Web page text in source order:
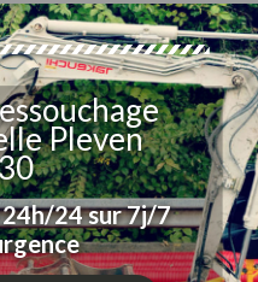
Pleven
24 sur 7j/7